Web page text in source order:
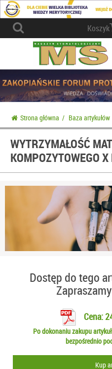
Koszyk
Strona główna / Baza artykułów
WYTRZYMAŁOŚĆ
KOMPOZYTOWEGO X
Dostęp do tego
Cena:
Po dokonaniu zakupu
bezpośrednio
Kup